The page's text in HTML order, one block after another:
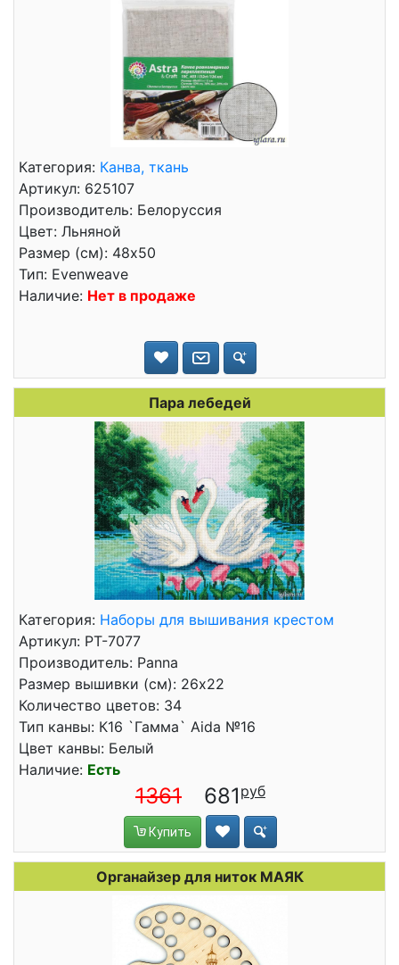
Категория: Канва, ткань
Артикул: 625107
Производитель: Белоруссия
Цвет: Льняной
Размер (см): 48x50
Тип: Evenweave
Наличие: Нет в продаже
Пара лебедей
Категория: Наборы для вышивания крестом
Артикул: PT-7077
Производитель: Panna
Размер вышивки (см): 26x22
Количество цветов: 34
Тип канвы: К16 `Гамма` Aida №16
Цвет канвы: Белый
Наличие: Есть
1361 681
Купить
Органайзер для ниток МАЯК